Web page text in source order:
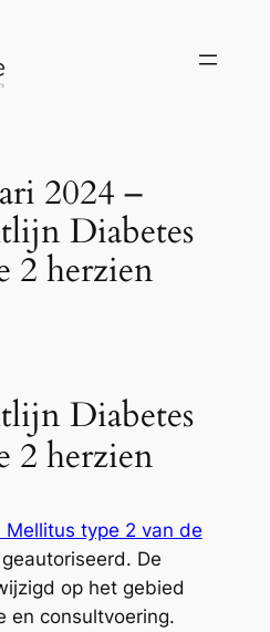
2024 –
Diabetes
2 herzien
Diabetes
2 herzien
type 2 van de
De
op het gebied
en consultvoering.